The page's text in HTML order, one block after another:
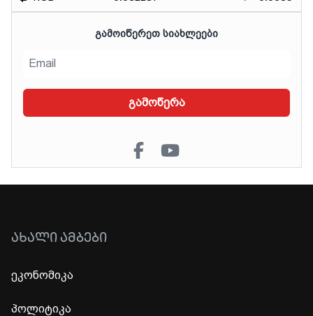
ᲒᲐᲛᲝᲘᲬᲔᲠᲔᲗ ᲡᲘᲐᲮᲚᲔᲔᲑᲘ
გამოწერა
ᲐᲮᲐᲚᲘ ᲐᲛᲑᲔᲑᲘ
ეკონომიკა
პოლიტიკა